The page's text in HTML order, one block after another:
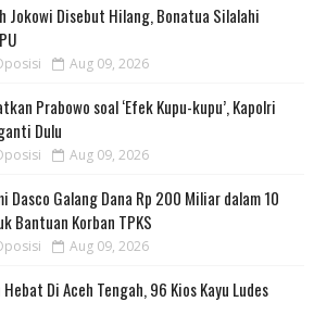
Jokowi Disebut Hilang, Bonatua Silalahi
Aug 09, 2026
Prabowo soal ‘Efek Kupu-kupu’, Kapolri
Dulu
Aug 09, 2026
Dasco Galang Dana Rp 200 Miliar dalam 10
Bantuan Korban TPKS
Aug 09, 2026
Di Aceh Tengah, 96 Kios Kayu Ludes